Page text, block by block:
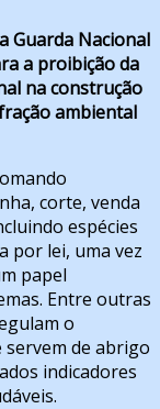
Guarda Nacional
a proibição da
na construção
ambiental
corte, venda
espécies
por lei, uma vez
papel
Entre outras
o
servem de abrigo
indicadores